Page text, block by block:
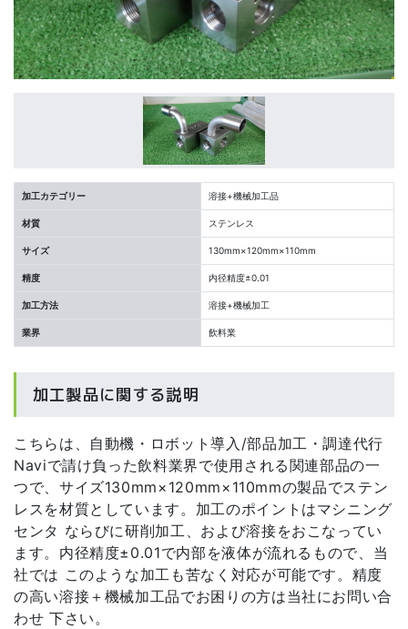
加工カテゴリー 溶接+機械加工品
材質 ステンレス
サイズ 130mm×120mm×110mm
精度 内径精度±0.01
加工方法 溶接+機械加工
業界 飲料業
加工製品に関する説明
こちらは、自動機・ロボット導入/部品加工・調達代行
Naviで請け負った飲料業界で使用される関連部品の一
つで、サイズ130mm×120mm×110mmの製品でステン
レスを材質としています。加工のポイントはマシニング
センタ ならびに研削加工、および溶接をおこなってい
ます。内径精度±0.01で内部を液体が流れるもので、当
社では このような加工も苦なく対応が可能です。精度
の高い溶接＋機械加工品でお困りの方は当社にお問い合
わせ 下さい。